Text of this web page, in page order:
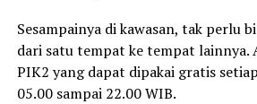
Sesampainya di kawasan, tak perlu
dari satu tempat ke tempat lainnya.
PIK2 yang dapat dipakai gratis
05.00 sampai 22.00 WIB.